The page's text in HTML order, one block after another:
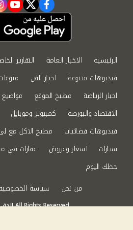
facebook
twitter
الرئيسية الاخبار العامة التقارير
فيديوهات متنوعة
اخبار الفن
اخبار الرياضة
مطبخ الموقع
الاقتصاد والبورصة
كمبيوتر وموبايل
فيديوهات فضائيات
مطبخ الاكل مع
سيارات
اسعار وعروض عقارات في
حظك اليوم
من نحن
سياسة
©2024 الحق والضلال All Rights Reserved.